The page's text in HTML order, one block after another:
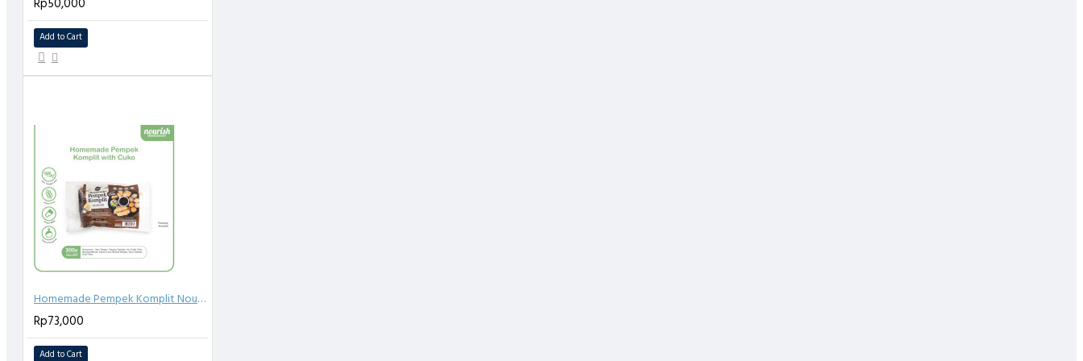
- Mutu terjaga: Proses produksi dan pengolahan kami mengikuti Standar Ketat Badan Pengawas Obat dan Makanan (BPOM).
Keamanan dan kualitas produk kami adalah yang utama untuk memberikan Anda ketenangan saat menyajikan hidangan lezat.
- Praktis, Cepat dan Sehat: Siap disajikan dalam hitungan menit, solusi ideal saat Anda tidak punya banyak waktu serta Non UPF.
1. Siapkan kukusan berisi air, lalu panaskan hingga mendidih
2. Masukkan siomay ayam yang sudah tidak beku, kukus selama 3 menit hingga matang (bentuk lebih mengembang)
3. Angkat dan keluarkan
4. Siomay ayam siap disajikan bersama dengan saus kacang
Masa Simpan:
6 bulan di freezer atau sesuai dengan masa exp yang tercantum
Rp50,000
Add to Cart
Homemade Pempek Komplit Nourish Kitchen - Telur, Lenjer & Adaan Bebas Gluten Dengan Tenggiri Asli Lengkap dengan Cuko 300 gr
Rp73,000
Add to Cart